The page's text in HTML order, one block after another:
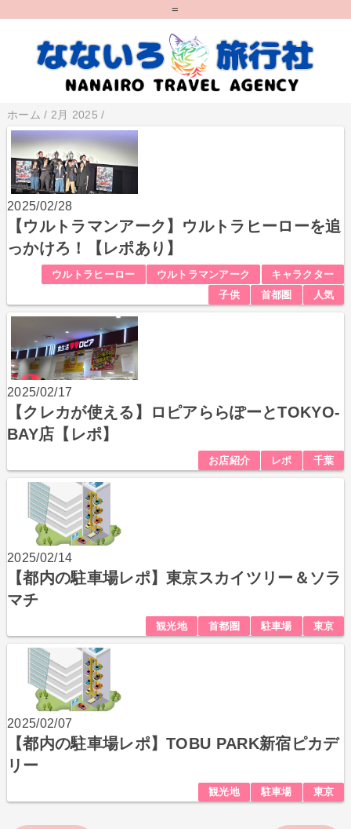
=
ホーム / 2月 2025 /
2025/02/28
【ウルトラマンアーク】ウルトラヒーローを追
っかけろ！【レポあり】
ウルトラヒーロー ウルトラマンアーク
キャラクター
子供
首都圏 人気
2025/02/17
【クレカが使える】ロピアららぽーとTOKYO-
BAY店【レポ】
お店紹介 レポ 千葉
2025/02/14
【都内の駐車場レポ】東京スカイツリー＆ソラ
マチ
観光地 首都圏 駐車場 東京
2025/02/07
【都内の駐車場レポ】TOBU PARK新宿ピカデ
リー
観光地 駐車場 東京